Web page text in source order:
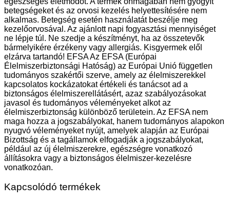
betegségeket és az orvosi kezelés helyettesítésére nem
alkalmas. Betegség esetén használatát beszélje meg
kezelőorvosával. Az ajánlott napi fogyasztási mennyiséget
ne lépje túl. Ne szedje a készítményt, ha az összetevők
bármelyikére érzékeny vagy allergiás. Kisgyermek elől
elzárva tartandó! EFSA Az EFSA (Európai
Élelmiszerbiztonsági Hatóság) az Európai Unió független
tudományos szakértői szerve, amely az élelmiszerekkel
kapcsolatos kockázatokat értékeli és tanácsot ad a
biztonságos élelmiszerellátásért, azaz szabályozásokat
javasol és tudományos véleményeket alkot az
élelmiszerbiztonság különböző területein. Az EFSA nem
maga hozza a jogszabályokat, hanem tudományos alapokon
nyugvó véleményeket nyújt, amelyek alapján az Európai
Bizottság és a tagállamok elfogadják a jogszabályokat,
például az új élelmiszerekre, egészségre vonatkozó
állításokra vagy a biztonságos élelmiszer-kezelésre
vonatkozóan.
Kapcsolódó termékek